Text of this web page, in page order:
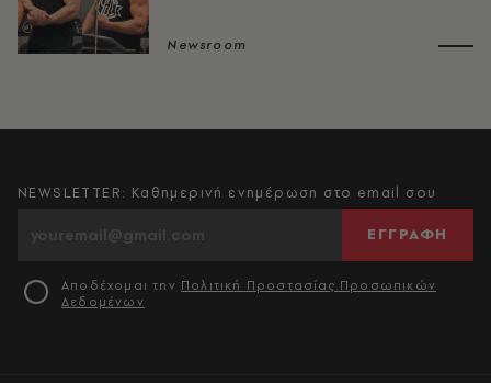
Newsroom
NEWSLETTER: Καθημερινή ενημέρωση στο email σου
ΕΓΓΡΑΦΗ
Αποδέχομαι την Πολιτική Προστασίας Προσωπικών
Δεδομένων